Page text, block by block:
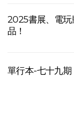
2025書展、電
品！
單行本-七十九期